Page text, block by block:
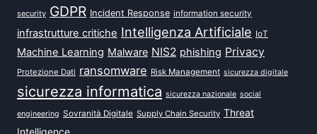
security GDPR Incident Response information security
infrastrutture critiche Intelligenza Artificiale IoT
Machine Learning Malware NIS2 phishing Privacy
Protezione Dati ransomware Risk Management sicurezza digitale
sicurezza informatica sicurezza nazionale social
engineering Sovranità Digitale Supply Chain Security Threat
Intelligence